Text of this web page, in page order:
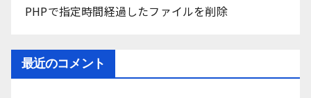
PHPで指定時間経過したファイルを削除
最近のコメント